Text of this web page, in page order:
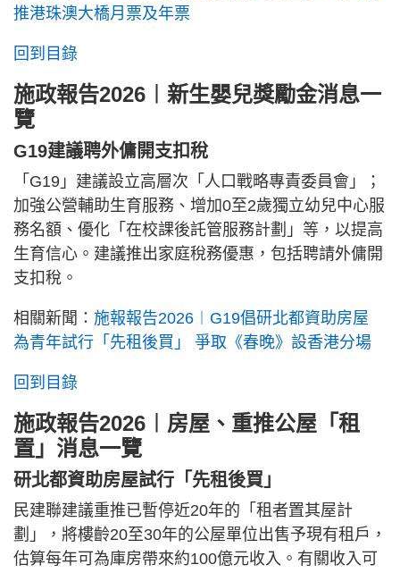
推港珠澳大橋月票及年票
回到目錄
施政報告2026︱新生嬰兒獎勵金消息一
覽
G19建議聘外傭開支扣稅
「G19」建議設立高層次「人口戰略專責委員會」；
加強公營輔助生育服務、增加0至2歲獨立幼兒中心服
務名額、優化「在校課後託管服務計劃」等，以提高
生育信心。建議推出家庭稅務優惠，包括聘請外傭開
支扣稅。
相關新聞： 施報報告2026︱G19倡研北都資助房屋
為青年試行「先租後買」 爭取《春晚》設香港分場
回到目錄
施政報告2026︱房屋、重推公屋「租
置」消息一覽
研北都資助房屋試行「先租後買」
民建聯建議重推已暫停近20年的「租者置其屋計
劃」，將樓齡20至30年的公屋單位出售予現有租戶，
估算每年可為庫房帶來約100億元收入。有關收入可